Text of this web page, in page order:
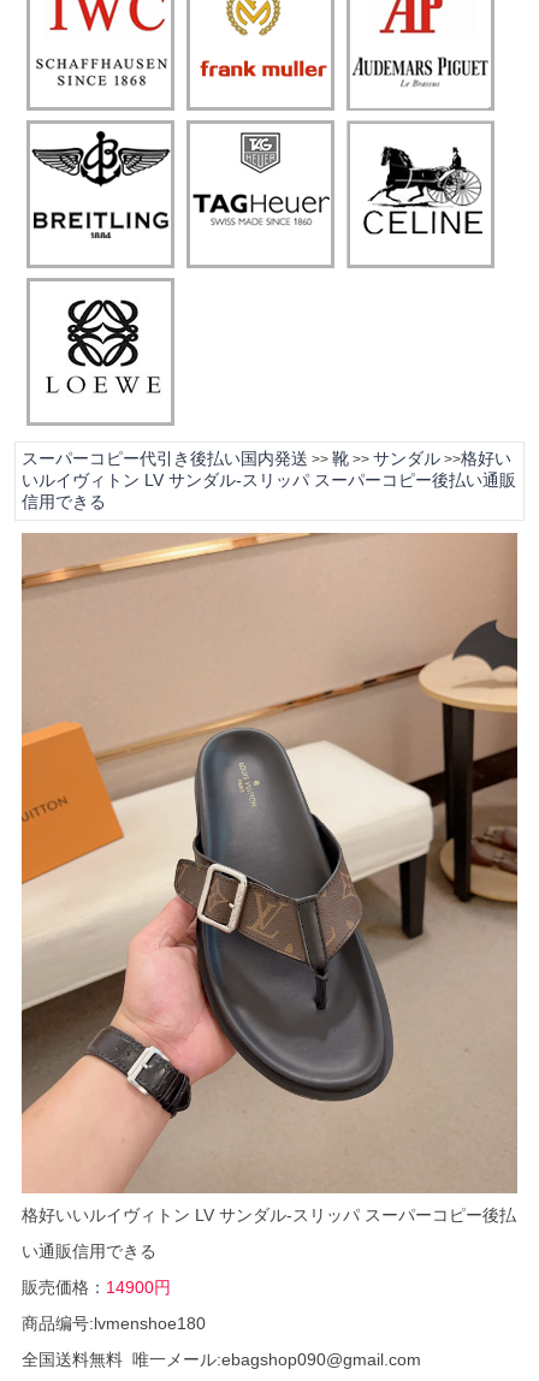
スーパーコピー代引き後払い国内発送 >> 靴>> サンダル>>格好い
いルイヴィトン LV サンダル-スリッパ スーパーコピー後払い通販
信用できる
格好いいルイヴィトン LV サンダル-スリッパ スーパーコピー後払
い通販信用できる
販売価格： 14900円
商品编号:lvmenshoe180
全国送料無料 唯一メール:ebagshop090@gmail.com